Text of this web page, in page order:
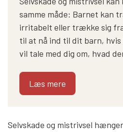
samme måde: Barnet kan
irritabelt eller trække sig
til at nå ind til dit barn, hvis
vil tale med dig om, hvad
Læs mere
Selvskade og mistrivsel